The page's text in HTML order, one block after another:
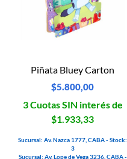
Piñata Bluey Carton
$5.800,00
3 Cuotas SIN interés de
$1.933,33
Sucursal: Av. Nazca 1777, CABA - Stock:
3
Sucursal: Av. Lope de Vega 3236, CABA -